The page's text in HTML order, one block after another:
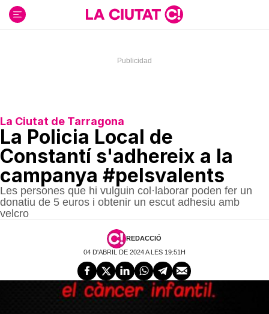
contenido
La Ciutat de Tarragona
La Policia Local de
Constantí s'adhereix a la
campanya #pelsvalents
Les persones que hi vulguin col·laborar poden fer un
donatiu de 5 euros i obtenir un escut adhesiu amb
velcro
REDACCIÓ
04 D'ABRIL DE 2024 A LES 19:51H